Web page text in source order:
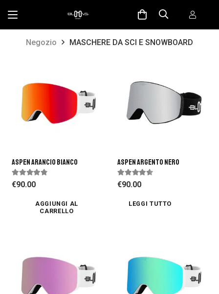
Negozio MASCHERE DA SCI E SNOWBOARD
Aspen Arancio Bianco
Valutato
€90.00
AGGIUNGI AL
CARRELLO
Aspen Argento Nero
Valutato
€90.00
LEGGI TUTTO